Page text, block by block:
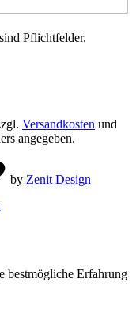
Pflichtfelder.
Versandkosten und
angegeben.
by Zenit Design
bestmögliche Erfahrung